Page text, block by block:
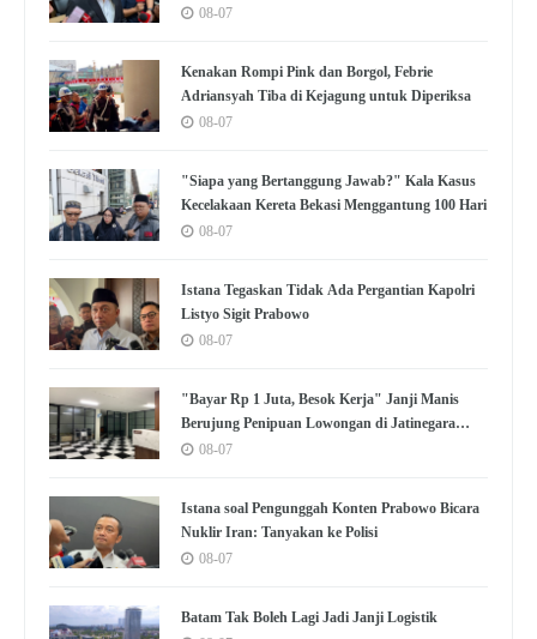
08-07
Kenakan Rompi Pink dan Borgol, Febrie
Adriansyah Tiba di Kejagung untuk Diperiksa
08-07
"Siapa yang Bertanggung Jawab?" Kala Kasus
Kecelakaan Kereta Bekasi Menggantung 100 Hari
08-07
Istana Tegaskan Tidak Ada Pergantian Kapolri
Listyo Sigit Prabowo
08-07
"Bayar Rp 1 Juta, Besok Kerja" Janji Manis
Berujung Penipuan Lowongan di Jatinegara
Jaktim
08-07
Istana soal Pengunggah Konten Prabowo Bicara
Nuklir Iran: Tanyakan ke Polisi
08-07
Batam Tak Boleh Lagi Jadi Janji Logistik